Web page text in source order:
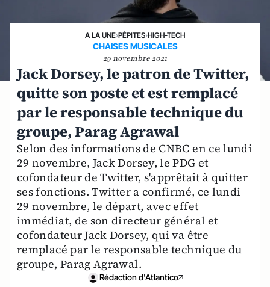
A LA UNE›PÉPITES›HIGH-TECH
CHAISES MUSICALES
29 novembre 2021
Jack Dorsey, le patron de Twitter,
quitte son poste et est remplacé
par le responsable technique du
groupe, Parag Agrawal
Selon des informations de CNBC en ce lundi
29 novembre, Jack Dorsey, le PDG et
cofondateur de Twitter, s'apprêtait à quitter
ses fonctions. Twitter a confirmé, ce lundi
29 novembre, le départ, avec effet
immédiat, de son directeur général et
cofondateur Jack Dorsey, qui va être
remplacé par le responsable technique du
groupe, Parag Agrawal.
Rédaction d'Atlantico